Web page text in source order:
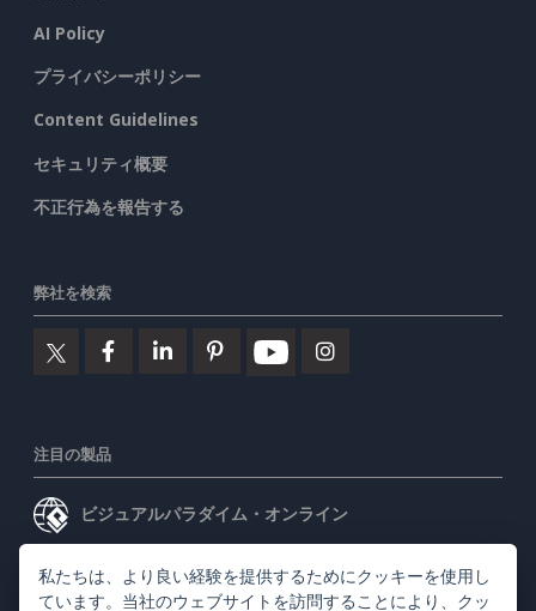
AI Policy
プライバシーポリシー
Content Guidelines
セキュリティ概要
不正行為を報告する
弊社を検索
注目の製品
ビジュアルパラダイム・オンライン
ビジュアルパラダイムデスクトップ
私たちは、より良い経験を提供するためにクッキーを使用し
ています。当社のウェブサイトを訪問することにより、 クッ